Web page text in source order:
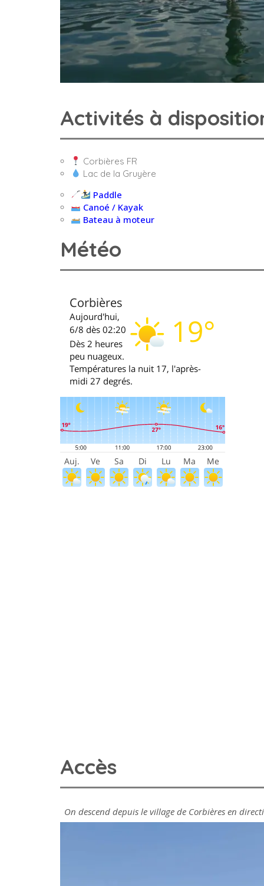
Activités à
Corbières FR
Lac de la Gruyère
Paddle
Canoé / Kayak
Bateau à moteur
Météo
Accès
On descend depuis le village de Corbières en